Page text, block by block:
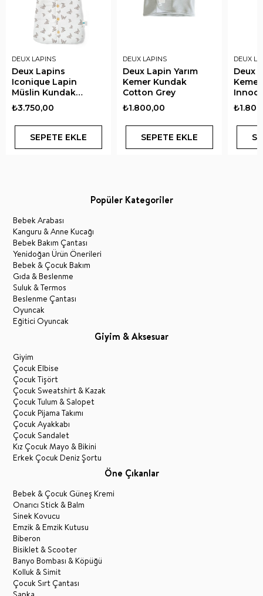
DEUX LAPINS
Deux Lapins
Iconique Lapin
Müslin Kundak
Battaniye
₺3.750,00
SEPETE EKLE
DEUX LAPINS
Deux Lapin Yarım
Kemer Kundak
Cotton Grey
₺1.800,00
SEPETE EKLE
DEUX
Deux
Popüler Kategoriler
Bebek Arabası
Kanguru & Anne Kucağı
Bebek Bakım Çantası
Yenidoğan Ürün Önerileri
Bebek & Çocuk Bakım
Gıda & Beslenme
Suluk & Termos
Beslenme Çantası
Oyuncak
Eğitici Oyuncak
Giyim & Aksesuar
Giyim
Çocuk Elbise
Çocuk Tişört
Çocuk Sweatshirt & Kazak
Çocuk Tulum & Salopet
Çocuk Pijama Takımı
Çocuk Ayakkabı
Çocuk Sandalet
Kız Çocuk Mayo & Bikini
Erkek Çocuk Deniz Şortu
Öne Çıkanlar
Bebek & Çocuk Güneş Kremi
Onarıcı Stick & Balm
Sinek Kovucu
Emzik & Emzik Kutusu
Biberon
Bisiklet & Scooter
Banyo Bombası & Köpüğü
Kolluk & Simit
Çocuk Sırt Çantası